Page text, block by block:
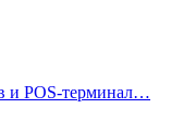
и POS-терминал…